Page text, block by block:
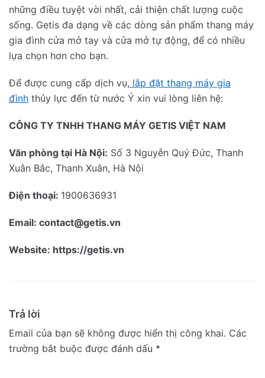
những điều tuyệt vời nhất, cải thiện chất lượng cuộc
sống. Getis đa dạng về các dòng sản phẩm thang máy
gia đình cửa mở tay và cửa mở tự động, để có nhiều
lựa chọn hơn cho bạn.
Để được cung cấp dịch vụ, lắp đặt thang máy gia
đình thủy lực đến từ nước Ý xin vui lòng liên hệ:
CÔNG TY TNHH THANG MÁY GETIS VIỆT NAM
Văn phòng tại Hà Nội: Số 3 Nguyễn Quý Đức, Thanh
Xuân Bắc, Thanh Xuân, Hà Nội
Điện thoại: 1900636931
Email: contact@getis.vn
Website: https://getis.vn
Trả lời
Email của bạn sẽ không được hiển thị công khai. Các
trường bắt buộc được đánh dấu *